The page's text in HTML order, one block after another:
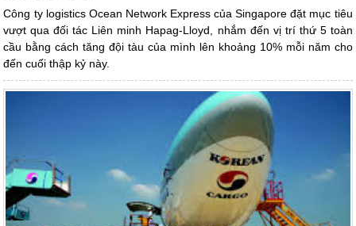
Công ty logistics Ocean Network Express của Singapore đặt mục tiêu
vượt qua đối tác Liên minh Hapag-Lloyd, nhắm đến vị trí thứ 5 toàn
cầu bằng cách tăng đội tàu của mình lên khoảng 10% mỗi năm cho
đến cuối thập kỷ này.